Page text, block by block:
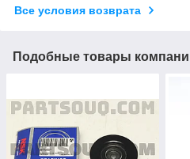
Все условия возврата
Подобные товары